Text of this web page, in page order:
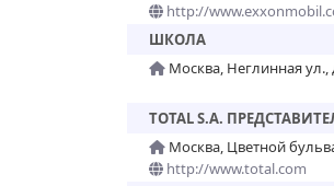
http://
ШКОЛА
Москва, Неглинная ул.,
TOTAL S.A.
Москва, Цветной
http://www.total.com